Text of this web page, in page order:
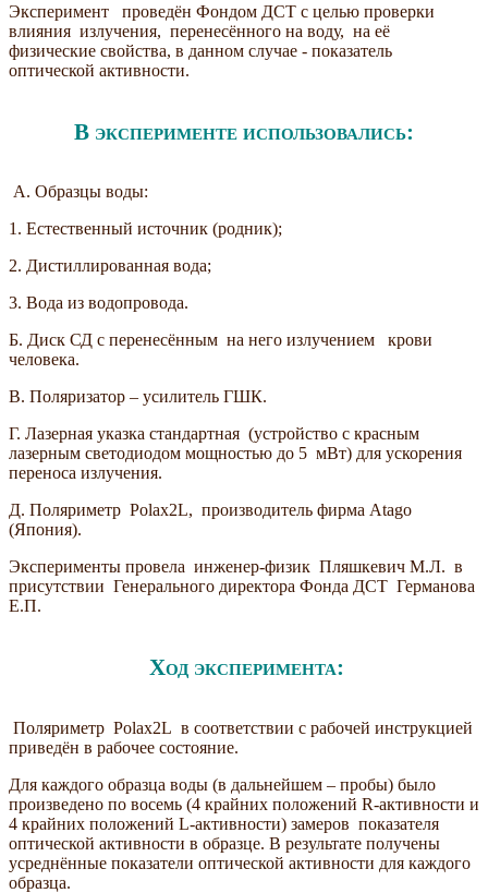
Эксперимент проведён Фондом ДСТ с целью проверки
влияния излучения, перенесённого на воду, на её
физические свойства, в данном случае - показатель
оптической активности.
В эксперименте использовались:
А. Образцы воды:
1. Естественный источник (родник);
2. Дистиллированная вода;
3. Вода из водопровода.
Б. Диск СД с перенесённым на него излучением крови
человека.
В. Поляризатор – усилитель ГШК.
Г. Лазерная указка стандартная (устройство с красным
лазерным светодиодом мощностью до 5 мВт) для ускорения
переноса излучения.
Д. Поляриметр Polax2L, производитель фирма Atago
(Япония).
Эксперименты провела инженер-физик Пляшкевич М.Л. в
присутствии Генерального директора Фонда ДСТ Германова
Е.П.
Ход эксперимента:
Поляриметр Polax2L в соответствии с рабочей инструкцией
приведён в рабочее состояние.
Для каждого образца воды (в дальнейшем – пробы) было
произведено по восемь (4 крайних положений R-активности и
4 крайних положений L-активности) замеров показателя
оптической активности в образце. В результате получены
усреднённые показатели оптической активности для каждого
образца.